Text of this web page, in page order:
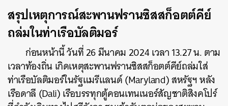
สรุปเหตุการณ์สะพานฟรานซิสสก็อตต์คีย์
ถล่มในท่าเรือบัลติมอร์
ก่อนหน้านี้ วันที่ 26 มีนาคม 2024 เวลา 13.27 น. ตาม
เวลาท้องถิ่น เกิดเหตุสะพานฟรานซิสสก็อตต์คีย์ถล่มใส่
ท่าเรือบัลติมอร์ในรัฐแมรีแลนด์ (Maryland) สหรัฐฯ หลัง
เรือดาลี (Dali) เรือบรรทุกตู้คอนเทนเนอร์สัญชาติสิงคโปร์